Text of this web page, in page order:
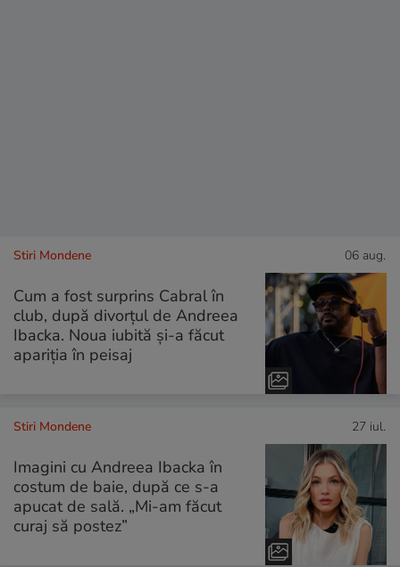
Stiri Mondene 06 aug.
Cum a fost surprins Cabral în
club, după divorțul de Andreea
Ibacka. Noua iubită și-a făcut
apariția în peisaj
Stiri Mondene 27 iul.
Imagini cu Andreea Ibacka în
costum de baie, după ce s-a
apucat de sală. „Mi-am făcut
curaj să postez”